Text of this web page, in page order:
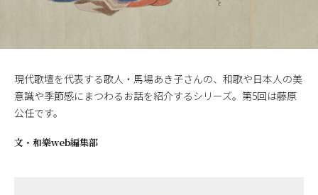
現代歌壇を代表する歌人・馬場あき子さんの、和歌や日本人の美
意識や季節感にまつわるお話を紹介するシリーズ。第5回は藤原
公任です。
文・ 和樂web編集部